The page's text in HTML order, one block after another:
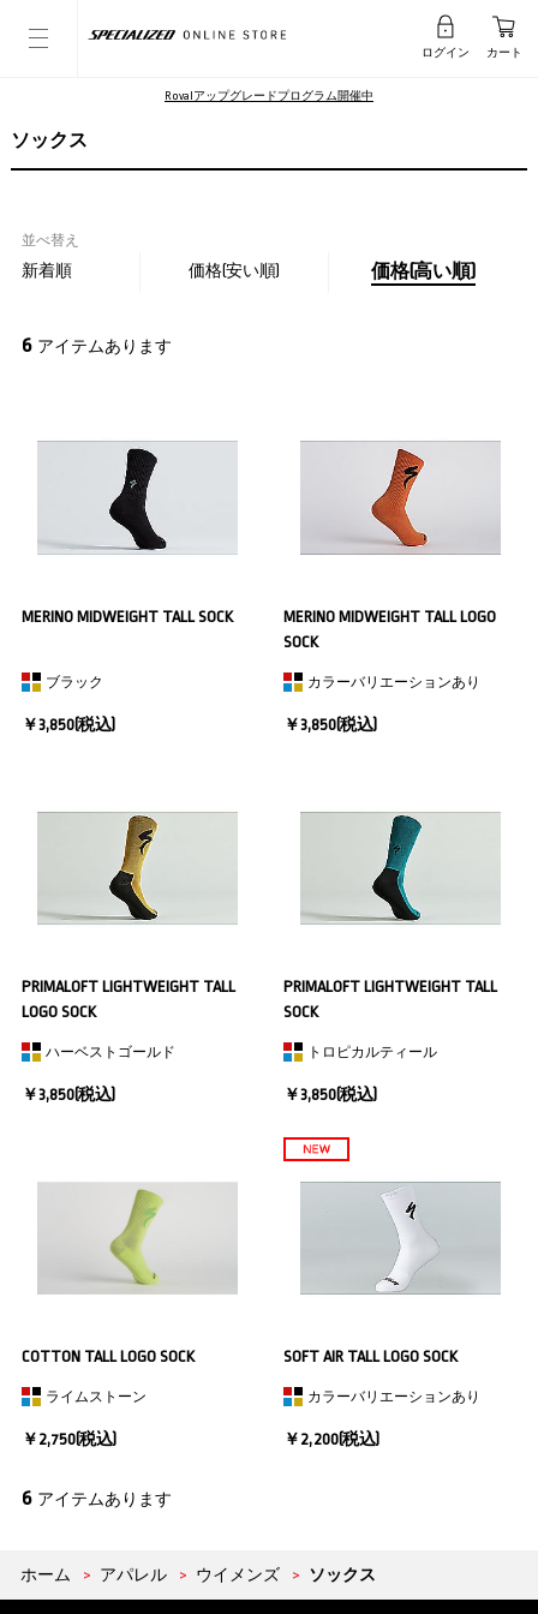
ログイン カート
Rovalアップグレードプログラム開催中
ソックス
並べ替え
新着順 価格(安い順) 価格(高い順)
6 アイテムあります
MERINO MIDWEIGHT TALL SOCK
ブラック
￥3,850(税込)
MERINO MIDWEIGHT TALL LOGO
SOCK
カラーバリエーションあり
￥3,850(税込)
PRIMALOFT LIGHTWEIGHT TALL
LOGO SOCK
ハーベストゴールド
￥3,850(税込)
PRIMALOFT LIGHTWEIGHT TALL
SOCK
トロピカルティール
￥3,850(税込)
COTTON TALL LOGO SOCK
ライムストーン
￥2,750(税込)
SOFT AIR TALL LOGO SOCK
カラーバリエーションあり
￥2,200(税込)
6 アイテムあります
ホーム > アパレル > ウイメンズ > ソックス